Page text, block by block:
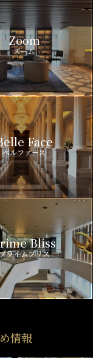
Zoom
ズーム
Face
ベルファース
Bliss
ライムブリス
情報